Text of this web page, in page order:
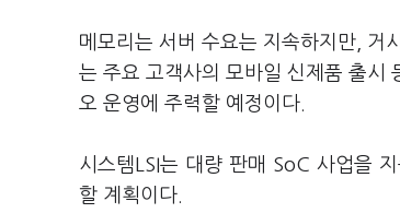
메모리는 서버 수요는 지속하지만, 거
는 주요 고객사의 모바일 신제품 출시
오 운영에 주력할 예정이다.
시스템LSI는 대량 판매 SoC 사업을
할 계획이다.